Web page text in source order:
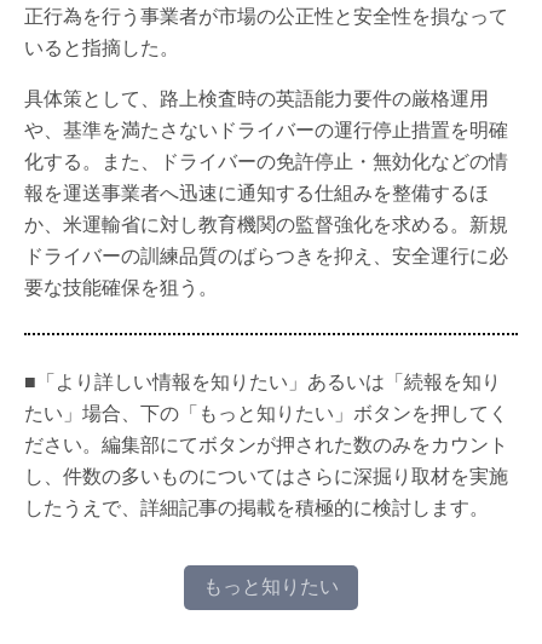
正行為を行う事業者が市場の公正性と安全性を損なって
いると指摘した。
具体策として、路上検査時の英語能力要件の厳格運用
や、基準を満たさないドライバーの運行停止措置を明確
化する。また、ドライバーの免許停止・無効化などの情
報を運送事業者へ迅速に通知する仕組みを整備するほ
か、米運輸省に対し教育機関の監督強化を求める。新規
ドライバーの訓練品質のばらつきを抑え、安全運行に必
要な技能確保を狙う。
■「より詳しい情報を知りたい」あるいは「続報を知り
たい」場合、下の「もっと知りたい」ボタンを押してく
ださい。編集部にてボタンが押された数のみをカウント
し、件数の多いものについてはさらに深掘り取材を実施
したうえで、詳細記事の掲載を積極的に検討します。
もっと知りたい